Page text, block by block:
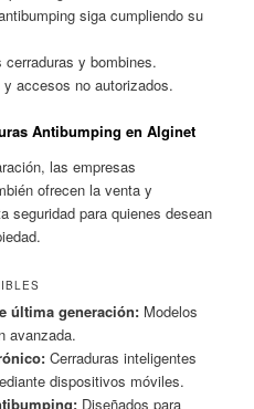
siga cumpliendo su
y bombines.
accesos no autorizados.
Antibumping en Alginet
las empresas
ofrecen la venta y
seguridad para quienes desean
última generación:Modelos
avanzada.
Cerraduras inteligentes
dispositivos móviles.
Diseñados para